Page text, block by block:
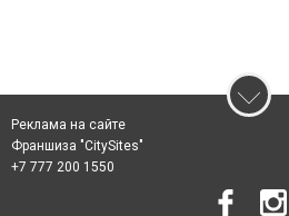
Реклама на сайте
Франшиза "CitySites"
+7 777 200 1550